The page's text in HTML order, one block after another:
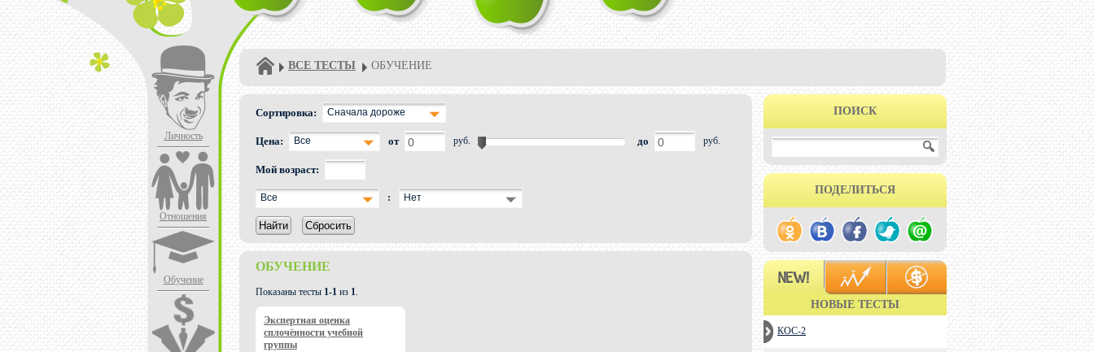
Личность
Отношения
Обучение
ВСЕ ТЕСТЫ ОБУЧЕНИЕ
Сортировка: Сначала дороже
Цена: Все от руб. до руб.
Мой возраст:
Все : Нет
Найти Сбросить
ОБУЧЕНИЕ
Показаны тесты 1-1 из 1.
Экспертная оценка
сплочённости учебной
группы
ПОИСК
ПОДЕЛИТЬСЯ
НОВЫЕ ТЕСТЫ
КОС-2